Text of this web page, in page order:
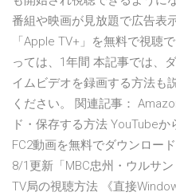
番組や映画が見放題で広告表
「Apple TV+」を無料で視聴
っては、1年間 本記事では、
イムビデオを録画する方法も
ください。 関連記事：
ド・保存する方法 YouTube
FC2動画を無料でダウンロー
8/1更新「MBC忠州・ウルサ
TV局の視聴方法 《直接